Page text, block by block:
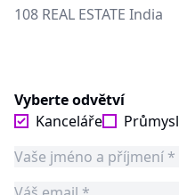
108 REAL ESTATE India
Vyberte odvětví
Kanceláře
Průmysl